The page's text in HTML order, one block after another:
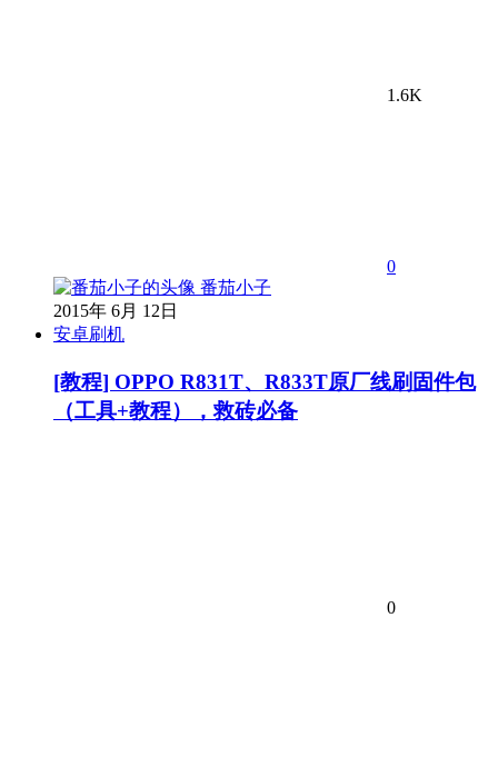
1.6K
0
番茄小子
2015年 6月 12日
安卓刷机
[教程] OPPO R831T、R833T原厂线刷固件包
（工具+教程），救砖必备
0